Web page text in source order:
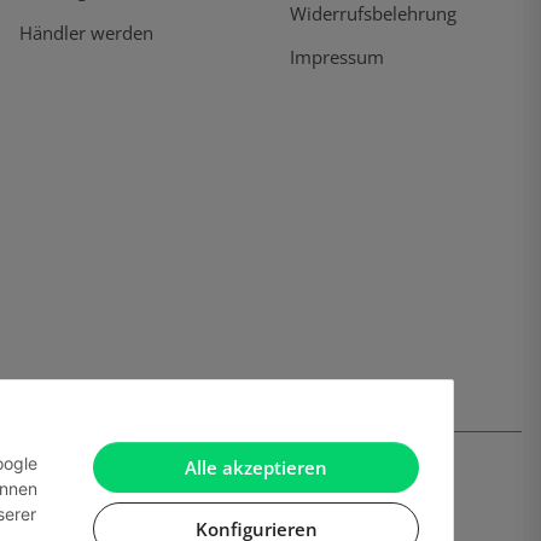
Alle akzeptieren
Konfigurieren
Händler werden
Widerrufsbelehrung
Impressum